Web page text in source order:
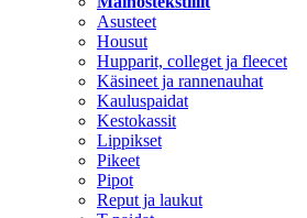
Asusteet
Housut
Hupparit, colleget ja fleecet
Käsineet ja rannenauhat
Kauluspaidat
Kestokassit
Lippikset
Pikeet
Pipot
Reput ja laukut